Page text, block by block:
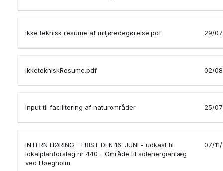
Ikke teknisk resume af miljøredegørelse.pdf 29/
IkketekniskResume.pdf 02/
Input til facilitering af naturområder 25/
INTERN HØRING - FRIST DEN 16. JUNI - udkast til
lokalplanforslag nr 440 - Område til solenergianlæg
ved Høegholm
07/